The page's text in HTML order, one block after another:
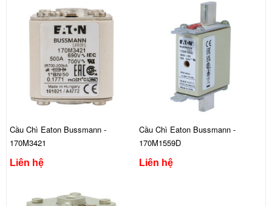
Cầu Chì Eaton Bussmann -
170M3421
Liên hệ
Cầu Chì Eaton Bussmann -
170M1559D
Liên hệ